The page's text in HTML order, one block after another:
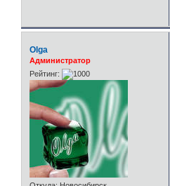
Olga
Администратор
Рейтинг: